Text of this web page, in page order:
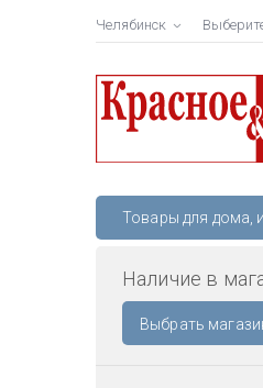
Челябинск
Товары для дома,
Наличие в
Выбрать